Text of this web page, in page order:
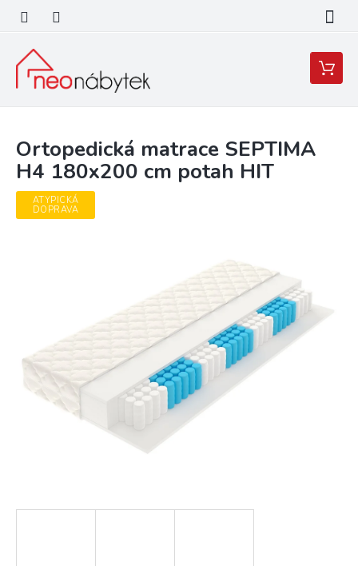
obsah
Nákupní
košík
Ortopedická matrace SEPTIMA
H4 180x200 cm potah HIT
ATYPICKÁ
DOPRAVA